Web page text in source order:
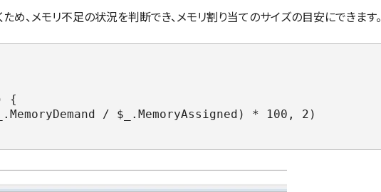
め、メモリ不足の状況を判断でき、メモリ割り当てのサイズの目安にできます。
{
/ $_.MemoryAssigned) * 100, 2)